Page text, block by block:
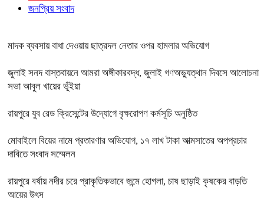
জনপ্রিয় সংবাদ
মাদক ব্যবসায় বাধা দেওয়ায় ছাত্রদল নেতার ওপর হামলার অভিযোগ
জুলাই সনদ বাস্তবায়নে আমরা অঙ্গীকারবদ্ধ, জুলাই গণঅভ্যুত্থান দিবসে আলোচনা
সভা আবুল খায়ের ভূঁইয়া
রায়পুরে যুব রেড ক্রিসেন্টের উদ্যোগে বৃক্ষরোপণ কর্মসূচি অনুষ্ঠিত
মোবাইলে বিয়ের নামে প্রতারণার অভিযোগ, ১৭ লাখ টাকা আত্মসাতের অপপ্রচার
দাবিতে সংবাদ সম্মেলন
রায়পুরে বর্ষায় নদীর চরে প্রাকৃতিকভাবে জন্মে হোগলা, চাষ ছাড়াই কৃষকের বাড়তি
আয়ের উৎস